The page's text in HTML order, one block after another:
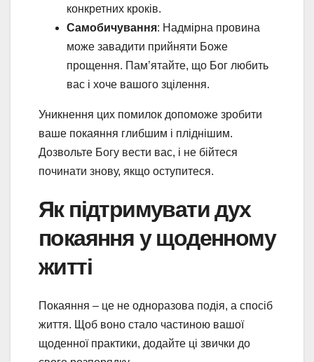
конкретних кроків.
Самобичування: Надмірна провина
може завадити прийняти Боже
прощення. Пам’ятайте, що Бог любить
вас і хоче вашого зцілення.
Уникнення цих помилок допоможе зробити
ваше покаяння глибшим і пліднішим.
Дозвольте Богу вести вас, і не бійтеся
починати знову, якщо оступитеся.
Як підтримувати дух
покаяння у щоденному
житті
Покаяння – це не одноразова подія, а спосіб
життя. Щоб воно стало частиною вашої
щоденної практики, додайте ці звички до